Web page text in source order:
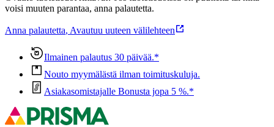
voisi muuten parantaa, anna palautetta.
Anna palautetta, Avautuu uuteen välilehteen
Ilmainen palautus 30 päivää.*
Nouto myymälästä ilman toimituskuluja.
Asiakasomistajalle Bonusta jopa 5 %.*